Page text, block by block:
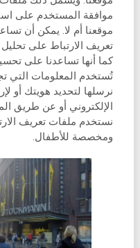
موافقة المستخدم على
موقعنا أم لا. يمكن أن
تعريف الارتباط على تحليل
كما أنها تساعدنا على
تُستخدم المعلومات التي
نرسلها لتحديد هويتك أو
الإلكتروني أو عن طريق
نستخدم ملفات تعريف
ومخصصة للأطفال.